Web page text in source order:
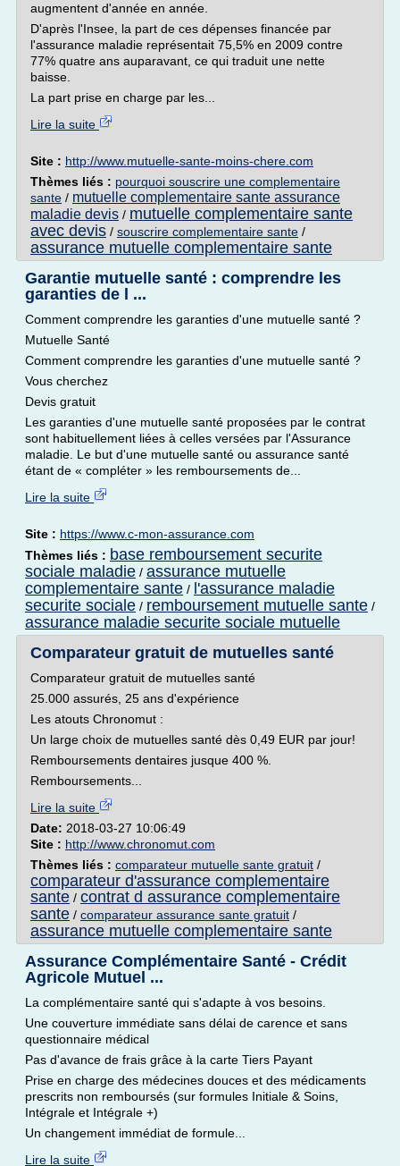
augmentent d'année en année.
D'après l'Insee, la part de ces dépenses financée par
l'assurance maladie représentait 75,5% en 2009 contre
77% quatre ans auparavant, ce qui traduit une nette
baisse.
La part prise en charge par les...
Lire la suite
Site : http://www.mutuelle-sante-moins-chere.com
Thèmes liés : pourquoi souscrire une complementaire
sante / mutuelle complementaire sante assurance
maladie devis / mutuelle complementaire sante
avec devis / souscrire complementaire sante /
assurance mutuelle complementaire sante
Garantie mutuelle santé : comprendre les
garanties de l ...
Comment comprendre les garanties d'une mutuelle santé ?
Mutuelle Santé
Comment comprendre les garanties d'une mutuelle santé ?
Vous cherchez
Devis gratuit
Les garanties d'une mutuelle santé proposées par le contrat
sont habituellement liées à celles versées par l'Assurance
maladie. Le but d'une mutuelle santé ou assurance santé
étant de « compléter » les remboursements de...
Lire la suite
Site : https://www.c-mon-assurance.com
Thèmes liés : base remboursement securite
sociale maladie / assurance mutuelle
complementaire sante / l'assurance maladie
securite sociale / remboursement mutuelle sante /
assurance maladie securite sociale mutuelle
Comparateur gratuit de mutuelles santé
Comparateur gratuit de mutuelles santé
25.000 assurés, 25 ans d'expérience
Les atouts Chronomut :
Un large choix de mutuelles santé dès 0,49 EUR par jour!
Remboursements dentaires jusque 400 %.
Remboursements...
Lire la suite
Date: 2018-03-27 10:06:49
Site : http://www.chronomut.com
Thèmes liés : comparateur mutuelle sante gratuit /
comparateur d'assurance complementaire
sante / contrat d assurance complementaire
sante / comparateur assurance sante gratuit /
assurance mutuelle complementaire sante
Assurance Complémentaire Santé - Crédit
Agricole Mutuel ...
La complémentaire santé qui s'adapte à vos besoins.
Une couverture immédiate sans délai de carence et sans
questionnaire médical
Pas d'avance de frais grâce à la carte Tiers Payant
Prise en charge des médecines douces et des médicaments
prescrits non remboursés (sur formules Initiale & Soins,
Intégrale et Intégrale +)
Un changement immédiat de formule...
Lire la suite